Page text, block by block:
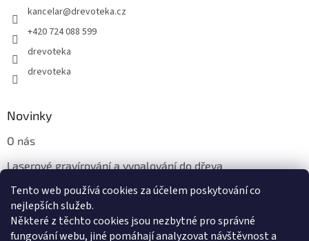
Tento web používá cookies za účelem poskytování co
nejlepších služeb.
Některé z těchto cookies jsou nezbytné pro správné
fungování webu, jiné pomáhají analyzovat návštěvnost a
kancelar@drevoteka.cz
+420 724 088 599
drevoteka
drevoteka
Novinky
O nás
Laserové gravírování a vypalování do dřeva
Proč jíst z přírodních dřevěných talířů: Ekologická a Stylová
Volba